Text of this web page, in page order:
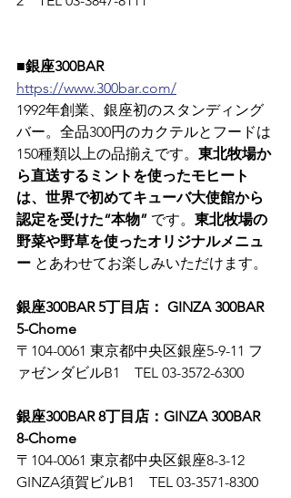
■銀座300BAR
https://www.300bar.com/
1992年創業、銀座初のスタンディング
バー。全品300円のカクテルとフードは
150種類以上の品揃えです。 東北牧場か
ら直送するミントを使ったモヒート
は、世界で初めてキューバ大使館から
認定を受けた“本物” です。 東北牧場の
野菜や野草を使ったオリジナルメニュ
ー とあわせてお楽しみいただけます。
銀座300BAR 5丁目店： GINZA 300BAR
5-Chome
〒104-0061 東京都中央区銀座5-9-11 フ
ァゼンダビルB1　TEL 03-3572-6300
銀座300BAR 8丁目店：GINZA 300BAR
8-Chome
〒104-0061 東京都中央区銀座8-3-12
GINZA須賀ビルB1　TEL 03-3571-8300